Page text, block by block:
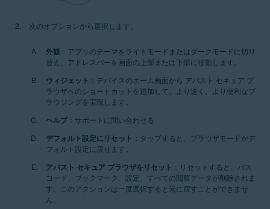
次のオプションから選択します。
外観 ：アプリのテーマをライトモードまたはダークモードに切り
替え、アドレスバーを画面の上部または下部に移動します。
ウィジェット ：デバイスのホーム画面から アバスト セキュア ブ
ラウザへのショートカットを追加して、より速く、より便利なブ
ラウジングを実現します。
ヘルプ：サポートに問い合わせる
デフォルト設定にリセット ：タップすると、ブラウザモードがデ
フォルト設定に戻ります。
アバスト セキュア ブラウザをリセット ：リセットすると、パス
コード、ブックマーク、設定、すべての閲覧データが削除されま
す。このアクションは一度選択すると元に戻すことができませ
ん。